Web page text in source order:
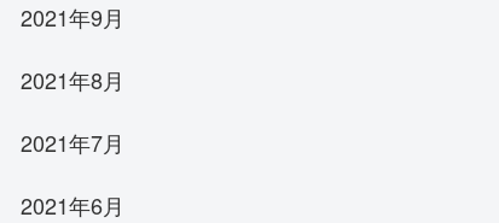
2021年9月
2021年8月
2021年7月
2021年6月